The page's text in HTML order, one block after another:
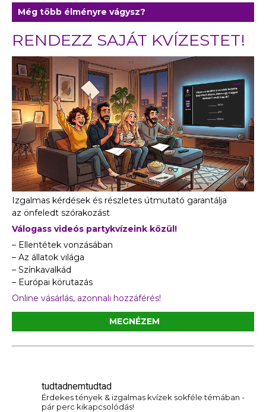
Még több élményre vágysz?
RENDEZZ SAJÁT KVÍZESTET!
Izgalmas kérdések és részletes útmutató garantálja
az önfeledt szórakozást
Válogass videós partykvízeink közül!
– Ellentétek vonzásában
– Az állatok világa
– Színkavalkád
– Európai körutazás
Online vásárlás, azonnali hozzáférés!
MEGNÉZEM
tudtadnemtudtad
Érdekes tények & izgalmas kvízek sokféle témában -
pár perc kikapcsolódás!